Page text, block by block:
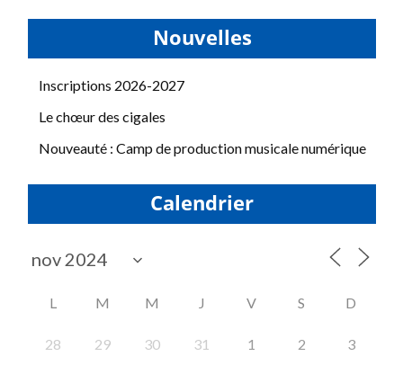
Nouvelles
Inscriptions 2026-2027
Le chœur des cigales
Nouveauté : Camp de production musicale numérique
Calendrier
L M M J V S D
28 29 30 31 1 2 3